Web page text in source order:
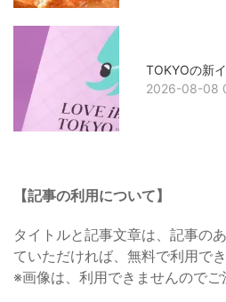
TOKYOの新
2026-08-08
【記事の利用について】
タイトルと記事文章は、記事の
ていただければ、無料で利用でき
※画像は、利用できませんのでご